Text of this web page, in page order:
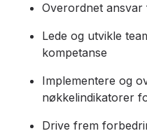
Overordnet
Lede og utvikle
kompetanse
Implementere og
nøkkelindikatorer
Drive frem